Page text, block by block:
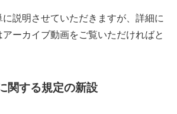
説明させていただきますが、詳細に
ーカイブ動画をご覧いただければと
関する規定の新設